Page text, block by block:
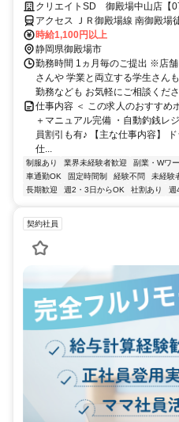
迎！自動釣銭レジ有で安心◎嬉しい
クリエイトSD 御殿場中山店【
アクセス ＪＲ御殿場線 南御殿場
歩約19分、ＪＲ御殿場線 御殿場
時給1,100円以上
静岡県御殿場市
勤務時間 1ヵ月毎のご提出 ※店
さんや 学業と両立する学生さん
勤務なども お気軽にご相談くだ
仕事内容 ＜ この求人のおすすめ
＋マニュアル完備 ・自動釣銭レ
員割引も有♪ 【主な仕事内容】
仕...
制服あり 業界未経験者歓迎 副業・Wワ
車通勤OK
固定時間制 経験不問 未経験
長期歓迎
週2・3日からOK 社割あり 週
契約社員